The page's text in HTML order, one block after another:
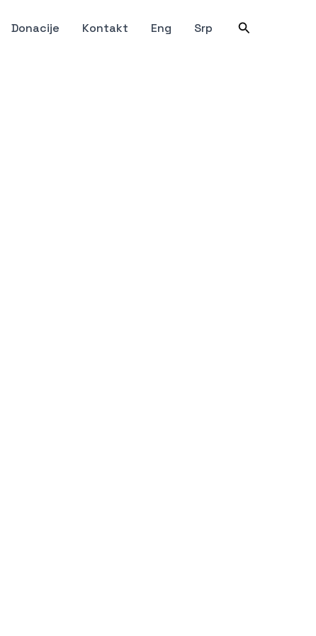
Donacije Kontakt Eng Srp Претрага